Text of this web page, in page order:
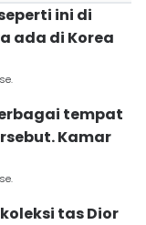
ini di
ada di Korea
tempat
Kamar
tas Dior